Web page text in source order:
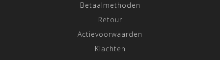
Betaalmethoden
Retour
Actievoorwaarden
Klachten